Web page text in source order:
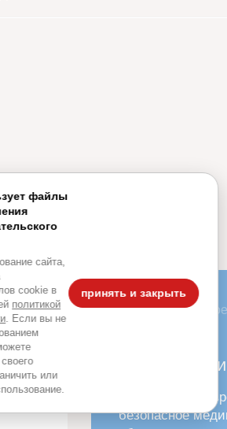
нашей
Используем
безопасное
файлы
сайта,
cookie в
политикой
. Если вы не
или
принять и закрыть